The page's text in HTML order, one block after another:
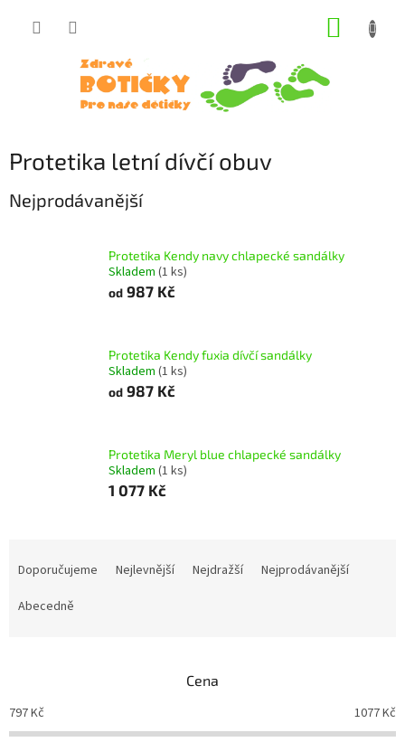
Protetika letní dívčí obuv
Nejprodávanější
Protetika Kendy navy chlapecké sandálky
Skladem (1 ks)
od 987 Kč
Protetika Kendy fuxia dívčí sandálky
Skladem (1 ks)
od 987 Kč
Protetika Meryl blue chlapecké sandálky
Skladem (1 ks)
1 077 Kč
o
d
Doporučujeme Nejlevnější Nejdražší
Nejprodávanější
Abecedně
Cena
797Kč 1077Kč